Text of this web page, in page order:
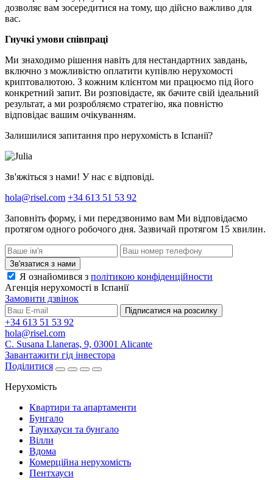
дозволяє вам зосередитися на тому, що дійсно важливо для
вас.
Гнучкі умови співпраці
Ми знаходимо рішення навіть для нестандартних завдань,
включно з можливістю оплатити купівлю нерухомості
криптовалютою. З кожним клієнтом ми працюємо під його
конкретний запит. Ви розповідаєте, як бачите свій ідеальний
результат, а ми розробляємо стратегію, яка повністю
відповідає вашим очікуванням.
Залишилися запитання про нерухомість в Іспанії?
Зв'яжіться з нами! У нас є відповіді.
hola@risel.com +34 613 51 53 92
Заповніть форму, і ми передзвонимо вам Ми відповідаємо
протягом одного робочого дня. Зазвичай протягом 15 хвилин.
Зв'язатися з нами
Я ознайомився з політикою конфіденційности
Агенція нерухомості в Іспанії
Замовити дзвінок
Підписатися на розсилку
+34 613 51 53 92
hola@risel.com
C. Susana Llaneras, 9, 03001 Alicante
Завантажити гід інвестора
Поділитися
Нерухомість
Квартири та апартаменти
Бунгало
Таунхауси та бунгало
Вілли
Вдома
Комерційна нерухомість
Пентхауси